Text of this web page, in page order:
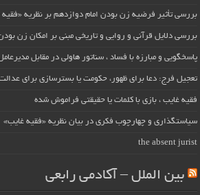
بررسی تأثیر فرضیه زن بودن امام دوازدهم بر نظریه «فقیه
بررسی دلایل قرآنی و روایی و تاریخی مبنی بر امکان زن
پاسخگویی و مبارزه با فساد ، سناتور هاولی در مقابل
تعجیل فرج: دعا برای ظهور، حکومت یا بسترسازی برای
فقیه غایب ، بازی با کلمات یا حقیقتی فراموش شده
سیاستگذاری و چهارچوب فکری در بیان نظریه «فقیه غایب»
the absent jurist
بین الملل – آکادمی رابعی